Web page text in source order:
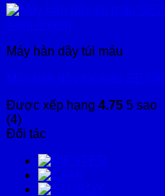
Xem nhanh
Máy hàn dây túi máu
Máy hàn dây túi máu SE700
Được xếp hạng 4.75 5 sao
(4)
Đối tác